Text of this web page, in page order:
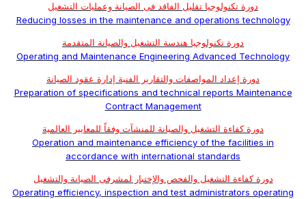
دورة تكنولوجيا تقليل الفاقد فى الصيانة وعمليات التشغيل
Reducing losses in the maintenance and operations technology
دورة تكنولوجيا هندسة التشغيل والصيانة المتقدمة
Operating and Maintenance Engineering Advanced Technology
دورة إعداد المواصفات والتقارير الفنية إدارة عقود الصيانة
Preparation of specifications and technical reports Maintenance
Contract Management
دورة كفاءة التشغيل والصيانة للمنشآت وفقاً للمعايير العالمية
Operation and maintenance efficiency of the facilities in
accordance with international standards
دورة كفاءة التشغيل والفحص والإختبار لمشرفى الصيانة والتشغيل
Operating efficiency, inspection and test administrators operating